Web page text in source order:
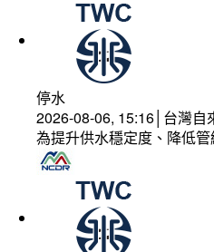
停水
2026-08-06, 15:16│台灣自
為提升供水穩定度、降低